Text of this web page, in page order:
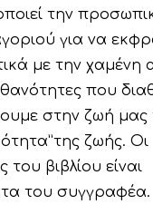
την
για να
με την χαμένη
που
στην ζωή μας
ζωής. Οι
του βιβλίου είναι
του συγγραφέα.